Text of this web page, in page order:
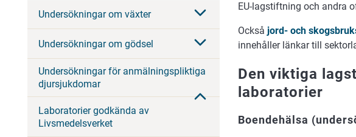
Undersökningar om växter
Undersökningar om gödsel
Undersökningar för anmälningspliktiga
djursjukdomar
Laboratorier godkända av
Livsmedelsverket
EU-lagstiftning och andra
Också jord- och
innehåller länkar till
Den viktiga
laboratorier
Boendehälsa